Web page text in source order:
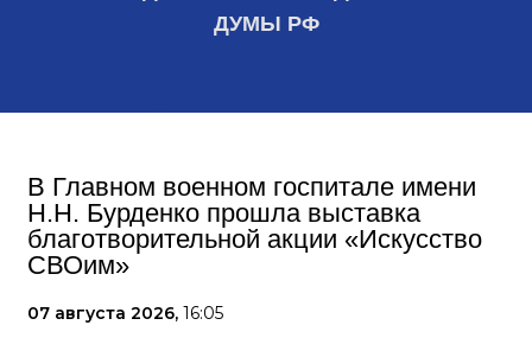
ДУМЫ РФ
В Главном военном госпитале имени
Н.Н. Бурденко прошла выставка
благотворительной акции «Искусство
СВОим»
07 августа 2026, 16:05